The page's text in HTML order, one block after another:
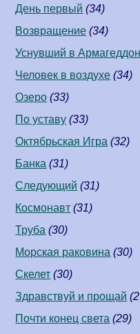
День первый (34)
Возвращение (34)
Уснувший в
Человек в воздухе (34)
Озеро (33)
По уставу (33)
Октябрьская Игра (32)
Банка (31)
Следующий (31)
Космонавт (31)
Труба (30)
Морская раковина (30)
Скелет (30)
Здравствуй и прощай
Почти конец света (29)